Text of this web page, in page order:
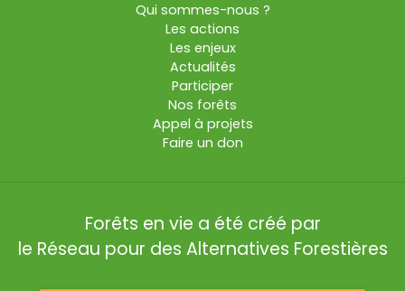
Qui sommes-nous ?
Les actions
Les enjeux
Actualités
Participer
Nos forêts
Appel à projets
Faire un don
Forêts en vie a été créé par
le Réseau pour des Alternatives Forestières